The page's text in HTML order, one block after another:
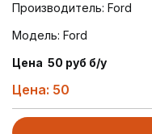
Производитель: Ford
Модель: Ford
Цена 50 руб б/у
Цена: 50